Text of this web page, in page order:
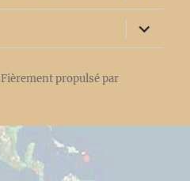
sous-
menu
ouvrir
le
sous-
Fièrement propulsé par